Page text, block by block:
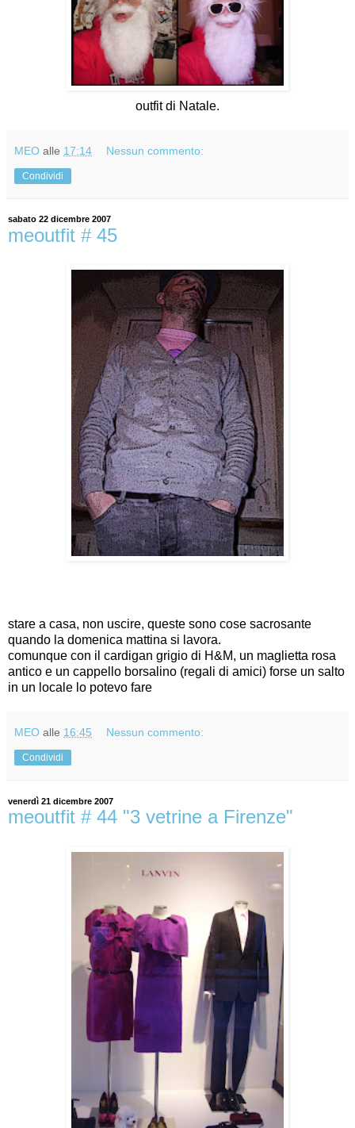
outfit di Natale.
MEO alle 17:14 Nessun commento:
Condividi
sabato 22 dicembre 2007
meoutfit # 45
stare a casa, non uscire, queste sono cose sacrosante
quando la domenica mattina si lavora.
comunque con il cardigan grigio di H&M, un maglietta rosa
antico e un cappello borsalino (regali di amici) forse un salto
in un locale lo potevo fare
MEO alle 16:45 Nessun commento:
Condividi
venerdì 21 dicembre 2007
meoutfit # 44 "3 vetrine a Firenze"